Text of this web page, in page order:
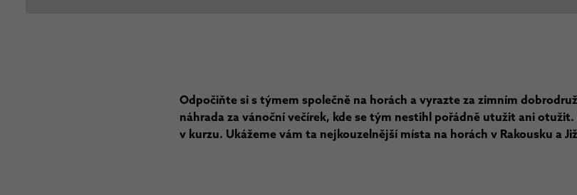
Odpočiňte si s týmem společně na horách a vyrazte za zimním
náhrada za vánoční večírek, kde se tým nestihl pořádně utužit ani
v kurzu. Ukážeme vám ta nejkouzelnější místa na horách v Rakousku a